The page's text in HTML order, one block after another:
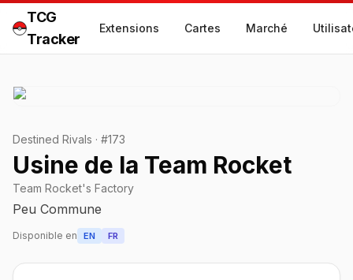
TCG
Tracker
Extensions Cartes Marché
Destined Rivals · #173
Usine de la Team Rocket
Team Rocket's Factory
Peu Commune
Disponible en EN FR